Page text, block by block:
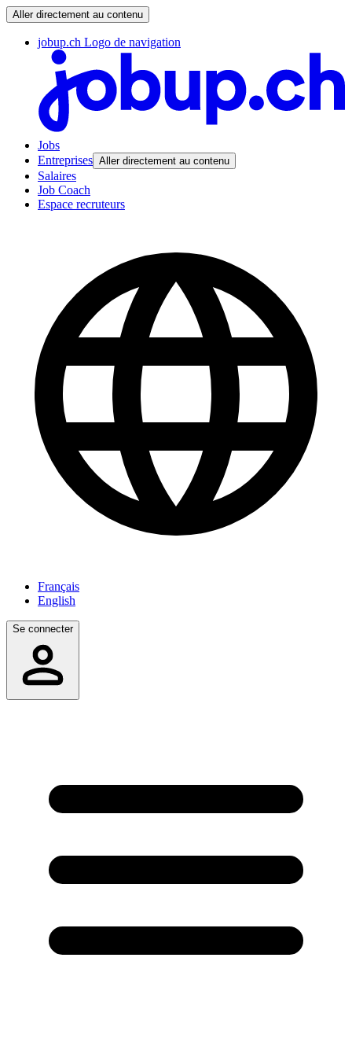
Aller directement au contenu
jobup.ch Logo de navigation
Jobs
Entreprises Aller directement au contenu
Salaires
Job Coach
Espace recruteurs
Français
English
Se connecter